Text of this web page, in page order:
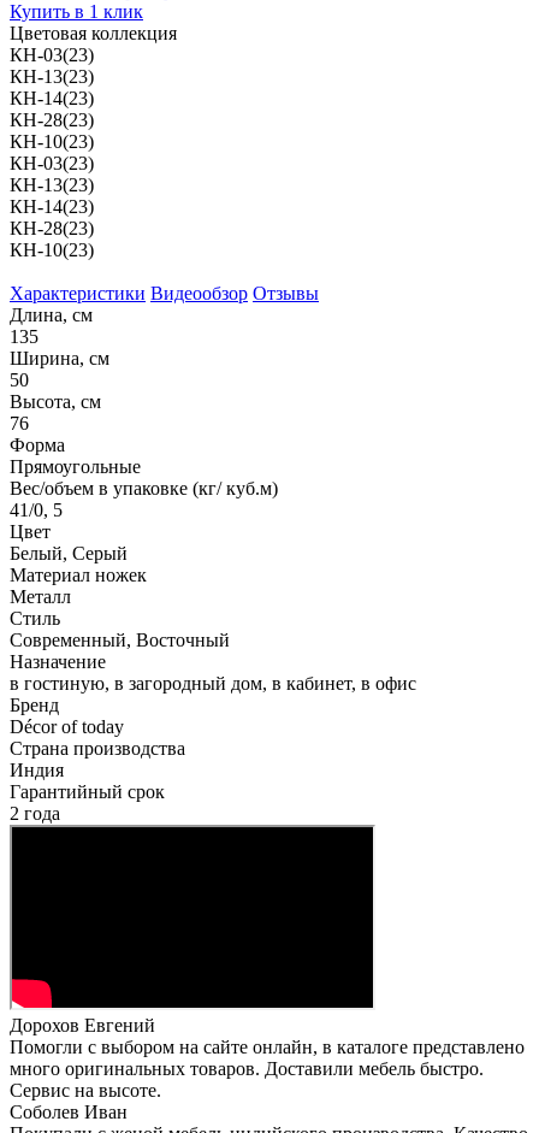
Купить в 1 клик
Цветовая коллекция
КН-03(23)
КН-13(23)
КН-14(23)
КН-28(23)
КН-10(23)
КН-03(23)
КН-13(23)
КН-14(23)
КН-28(23)
КН-10(23)
Характеристики Видеообзор Отзывы
Длина, см
135
Ширина, см
50
Высота, см
76
Форма
Прямоугольные
Вес/объем в упаковке (кг/ куб.м)
41/0, 5
Цвет
Белый, Серый
Материал ножек
Металл
Стиль
Современный, Восточный
Назначение
в гостиную, в загородный дом, в кабинет, в офис
Бренд
Décor of today
Страна производства
Индия
Гарантийный срок
2 года
Дорохов Евгений
Помогли с выбором на сайте онлайн, в каталоге представлено
много оригинальных товаров. Доставили мебель быстро.
Сервис на высоте.
Соболев Иван